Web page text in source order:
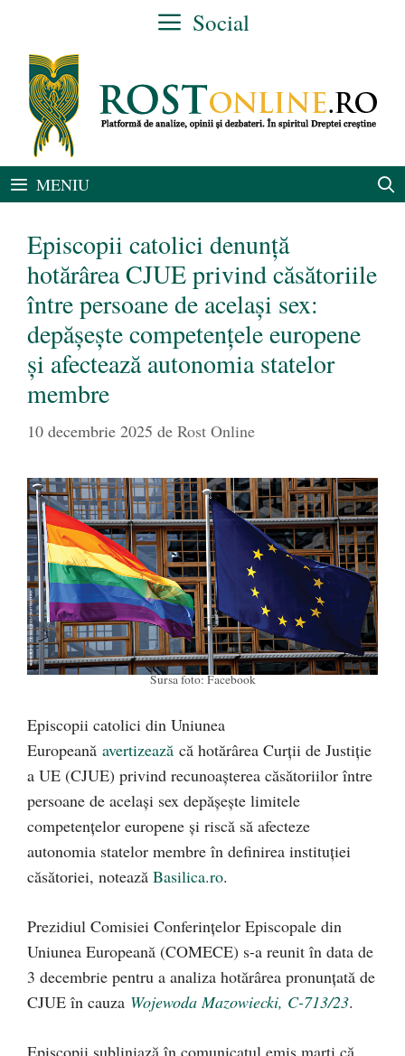
conținut
Social
MENIU
Episcopii catolici denunță
hotărârea CJUE privind căsătoriile
între persoane de același sex:
depășește competențele europene
și afectează autonomia statelor
membre
10 decembrie 2025 de Rost Online
Sursa foto: Facebook
Episcopii catolici din Uniunea
Europeană avertizează că hotărârea Curții de Justiție
a UE (CJUE) privind recunoașterea căsătoriilor între
persoane de același sex depășește limitele
competențelor europene și riscă să afecteze
autonomia statelor membre în definirea instituției
căsătoriei, notează Basilica.ro.
Prezidiul Comisiei Conferințelor Episcopale din
Uniunea Europeană (COMECE) s-a reunit în data de
3 decembrie pentru a analiza hotărârea pronunțată de
CJUE în cauza Wojewoda Mazowiecki, C-713/23.